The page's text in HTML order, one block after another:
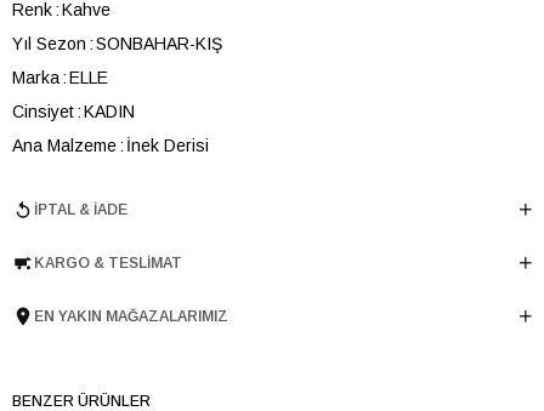
Renk Kahve
Yıl Sezon SONBAHAR-KIŞ
Marka ELLE
Cinsiyet KADIN
Ana Malzeme İnek Derisi
Topuk Boyu 3 cm
Menşei TURKIYE
İPTAL & İADE
KARGO & TESLIMAT
EN YAKIN MAĞAZALARIMIZ
BENZER ÜRÜNLER